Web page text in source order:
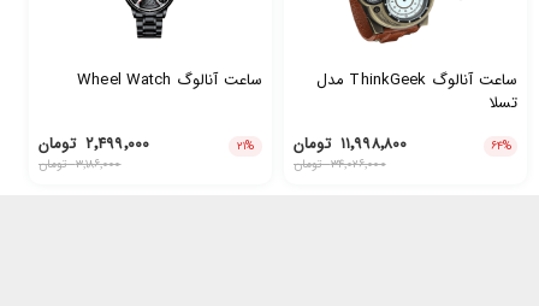
ساعت آنالوگ ThinkGeek مدل
تسلا
۶۴% ۱۱٬۹۹۸٬۸۰۰ تومان
۳۴٬۰۲۶٬۰۰۰تومان
ساعت آنالوگ Wheel Watch
۲۱% ۲٬۴۹۹٬۰۰۰ تومان
۳٬۱۸۶٬۰۰۰تومان